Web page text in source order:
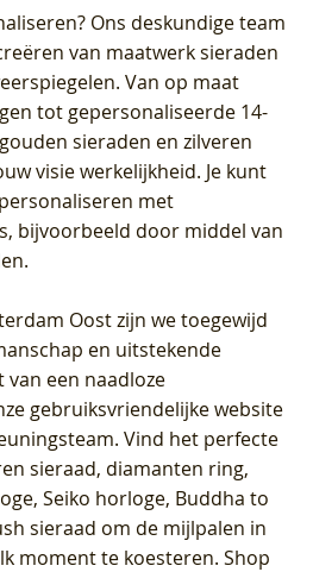
? Ons deskundige team
van maatwerk sieraden
Van op maat
tot gepersonaliseerde 14-
sieraden en zilveren
visie werkelijkheid. Je kunt
met
bijvoorbeeld door middel van
Oostzijn we toegewijd
en uitstekende
van een naadloze
gebruiksvriendelijke website
Vind het perfecte
sieraad, diamanten ring,
Seiko horloge, Buddha to
sieraad om de mijlpalen in
moment te koesteren. Shop